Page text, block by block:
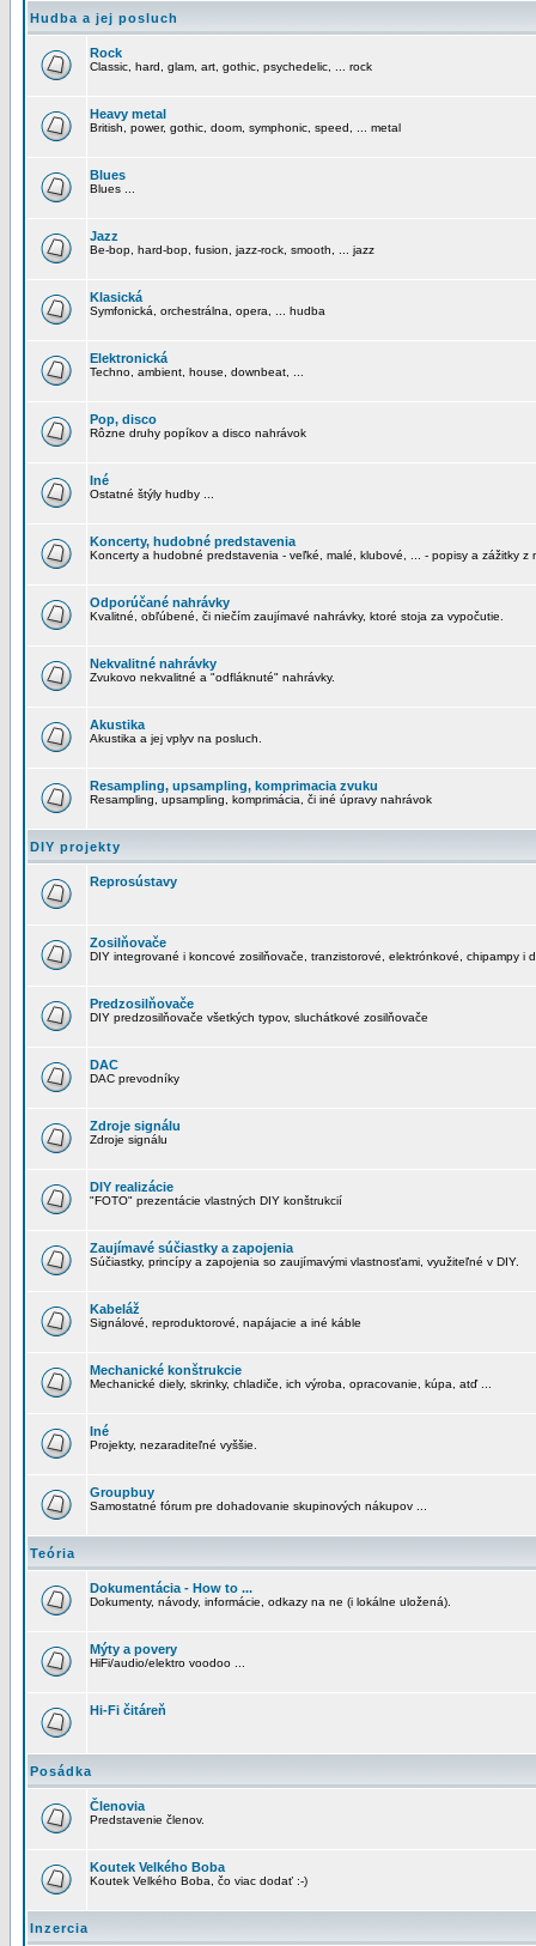
Hudba a jej posluch
Rock
Classic, hard, glam, art, gothic, psychedelic, ... rock
Heavy metal
British, power, gothic, doom, symphonic, speed, ... metal
Blues
Blues ...
Jazz
Be-bop, hard-bop, fusion, jazz-rock, smooth, ... jazz
Klasická
Symfonická, orchestrálna, opera, ... hudba
Elektronická
Techno, ambient, house, downbeat, ...
Pop, disco
Rôzne druhy popíkov a disco nahrávok
Iné
Ostatné štýly hudby ...
Koncerty, hudobné predstavenia
Koncerty a hudobné predstavenia - veľké, malé, klubové, ... - popisy a zážitky z
Odporúčané nahrávky
Kvalitné, obľúbené, či niečím zaujímavé nahrávky, ktoré stoja za vypočutie.
Nekvalitné nahrávky
Zvukovo nekvalitné a "odfláknuté" nahrávky.
Akustika
Akustika a jej vplyv na posluch.
Resampling, upsampling, komprimacia zvuku
Resampling, upsampling, komprimácia, či iné úpravy nahrávok
DIY projekty
Reprosústavy
Zosilňovače
DIY integrované i koncové zosilňovače, tranzistorové, elektrónkové, chipampy i
Predzosilňovače
DIY predzosilňovače všetkých typov, sluchátkové zosilňovače
DAC
DAC prevodníky
Zdroje signálu
Zdroje signálu
DIY realizácie
"FOTO" prezentácie vlastných DIY konštrukcií
Zaujímavé súčiastky a zapojenia
Súčiastky, princípy a zapojenia so zaujímavými vlastnosťami, využiteľné v DIY.
Kabeláž
Signálové, reproduktorové, napájacie a iné káble
Mechanické konštrukcie
Mechanické diely, skrinky, chladiče, ich výroba, opracovanie, kúpa, atď ...
Iné
Projekty, nezaraditeľné vyššie.
Groupbuy
Samostatné fórum pre dohadovanie skupinových nákupov ...
Teória
Dokumentácia - How to ...
Dokumenty, návody, informácie, odkazy na ne (i lokálne uložená).
Mýty a povery
HiFi/audio/elektro voodoo ...
Hi-Fi čitáreň
Posádka
Členovia
Predstavenie členov.
Koutek Velkého Boba
Koutek Velkého Boba, čo viac dodať :-)
Inzercia